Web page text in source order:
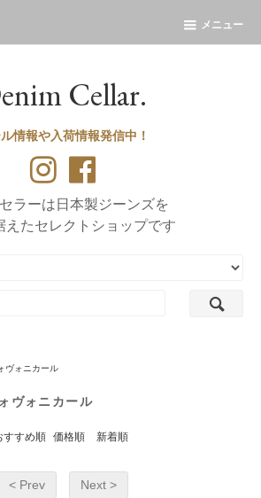
メニュー
Cellar.
情報や入荷情報発信中！
ラーは日本製ジーンズを
えたセレクトショップです
ヴォニカール
ヴォニカール
すすめ順 価格順 新着順
< Prev Next >